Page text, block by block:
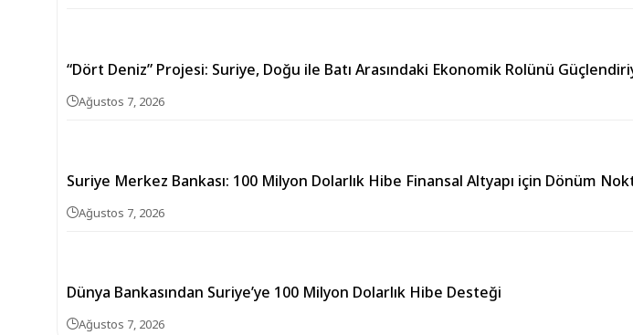
“Dört Deniz” Projesi: Suriye, Doğu ile Batı Arasındaki Ekonomik Rolünü
Ağustos 7, 2026
Suriye Merkez Bankası: 100 Milyon Dolarlık Hibe Finansal Altyapı için Dönüm
Ağustos 7, 2026
Dünya Bankasından Suriye’ye 100 Milyon Dolarlık Hibe Desteği
Ağustos 7, 2026